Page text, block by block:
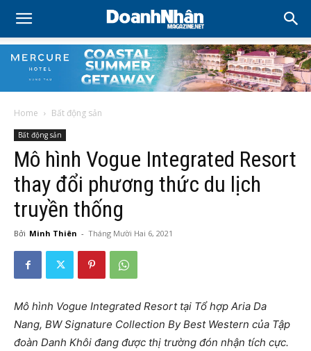
Home Bất động sản
Bất động sản
Mô hình Vogue Integrated Resort
thay đổi phương thức du lịch
truyền thống
Bởi Minh Thiên - Tháng Mười Hai 6, 2021
Mô hình Vogue Integrated Resort tại Tổ hợp Aria Da
Nang, BW Signature Collection By Best Western của Tập
đoàn Danh Khôi đang được thị trường đón nhận tích cực.